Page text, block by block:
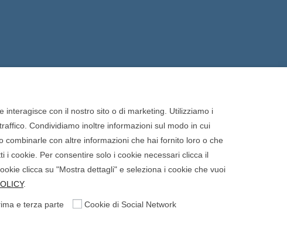
interagisce con il nostro sito o di marketing. Utilizziamo i
Condividiamo inoltre informazioni sul modo in cui
con altre informazioni che hai fornito loro o che
i cookie. Per consentire solo i cookie necessari clicca il
clicca su "Mostra dettagli" e seleziona i cookie che vuoi
.
e terza parte Cookie di Social Network